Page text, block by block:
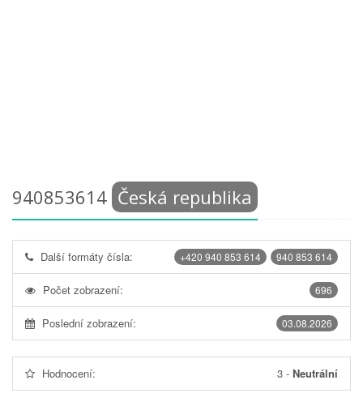
940853614 Česká republika
940 853 614
+420 940 853 614
Další formáty čísla:
696
Počet zobrazení:
03.08.2026
Poslední zobrazení:
Hodnocení: 3 - Neutrální